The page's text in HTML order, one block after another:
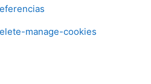
manage-cookies